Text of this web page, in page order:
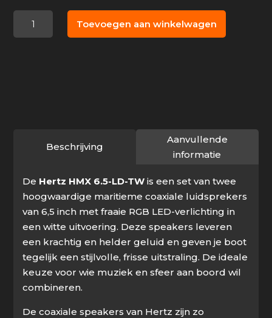
performance
speakers
wit
RGB
LED,
set
van
aantal
Toevoegen aan winkelwagen
Beschrijving
Aanvullende
informatie
De Hertz HMX 6.5-LD-TW is een set van twee
hoogwaardige maritieme coaxiale luidsprekers
van 6,5 inch met fraaie RGB LED-verlichting in
een witte uitvoering. Deze speakers leveren
een krachtig en helder geluid en geven je boot
tegelijk een stijlvolle, frisse uitstraling. De ideale
keuze voor wie muziek en sfeer aan boord wil
combineren.
De coaxiale speakers van Hertz zijn zo